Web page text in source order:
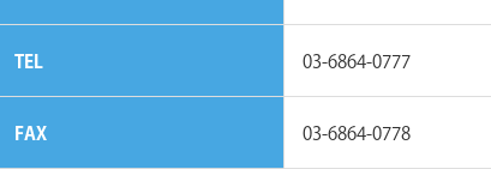
TEL 03-6864-0777
FAX 03-6864-0778